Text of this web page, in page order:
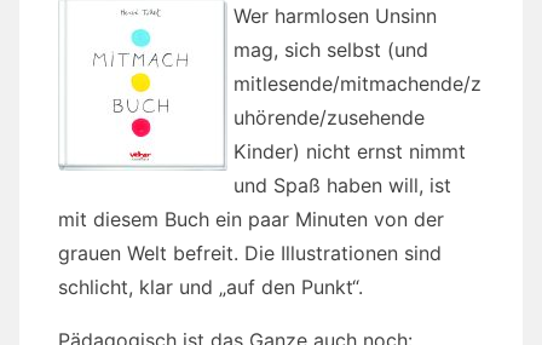
Wer harmlosen Unsinn
mag, sich selbst (und
mitlesende/mitmachende/z
uhörende/zusehende
Kinder) nicht ernst nimmt
und Spaß haben will, ist
mit diesem Buch ein paar Minuten von der
grauen Welt befreit. Die Illustrationen sind
schlicht, klar und „auf den Punkt“.